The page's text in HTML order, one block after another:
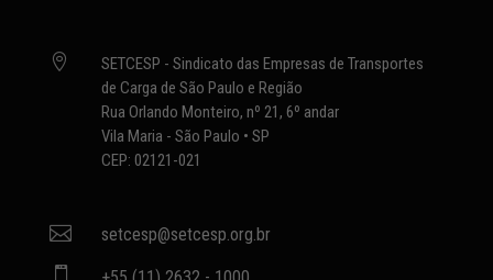

SETCESP - Sindicato das Empresas de Transportes
de Carga de São Paulo e Região
Rua Orlando Monteiro, nº 21, 6º andar
Vila Maria - São Paulo • SP
CEP: 02121-021
 setcesp@setcesp.org.br
